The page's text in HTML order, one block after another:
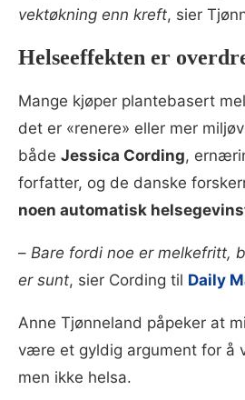
vektøkning enn kreft, sier
Helseeffekten er
Mange kjøper plantebasert
det er «renere» eller mer
både Jessica Cording,
forfatter, og de danske
noen automatisk
– Bare fordi noe er melkefritt,
er sunt, sier Cording til Daily
Anne Tjønneland påpeker at
være et gyldig argument for å
men ikke helsa.